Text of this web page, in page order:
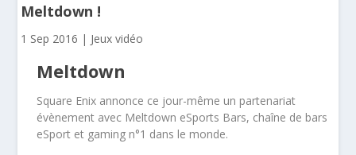
Meltdown !
1 Sep 2016 | Jeux vidéo
Meltdown
Square Enix annonce ce jour-même un partenariat
évènement avec Meltdown eSports Bars, chaîne de bars
eSport et gaming n°1 dans le monde.